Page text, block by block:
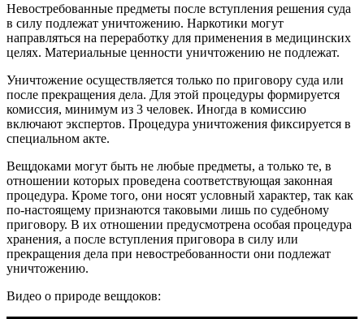
Невостребованные предметы после вступления решения суда
в силу подлежат уничтожению. Наркотики могут
направляться на переработку для применения в медицинских
целях. Материальные ценности уничтожению не подлежат.
Уничтожение осуществляется только по приговору суда или
после прекращения дела. Для этой процедуры формируется
комиссия, минимум из 3 человек. Иногда в комиссию
включают экспертов. Процедура уничтожения фиксируется в
специальном акте.
Вещдоками могут быть не любые предметы, а только те, в
отношении которых проведена соответствующая законная
процедура. Кроме того, они носят условный характер, так как
по-настоящему признаются таковыми лишь по судебному
приговору. В их отношении предусмотрена особая процедура
хранения, а после вступления приговора в силу или
прекращения дела при невостребованности они подлежат
уничтожению.
Видео о природе вещдоков: